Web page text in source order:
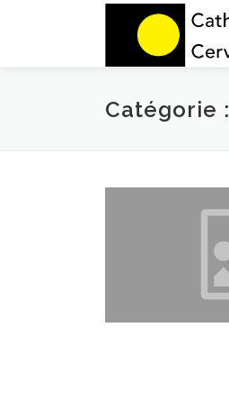
Catégorie :